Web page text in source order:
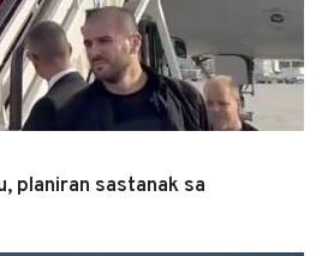
planiran sastanak sa